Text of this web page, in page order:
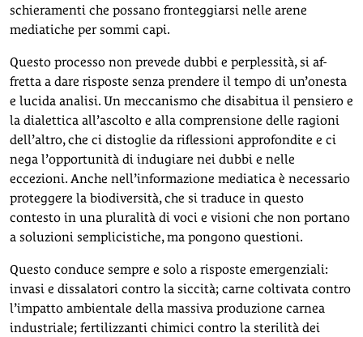
schieramenti che possano fronteggiarsi nelle arene
mediatiche per sommi capi.
Questo processo non prevede dubbi e perplessità, si af-
fretta a dare risposte senza prendere il tempo di un’onesta
e lucida analisi. Un meccanismo che disabitua il pensiero e
la dialettica all’ascolto e alla comprensione delle ragioni
dell’altro, che ci distoglie da riflessioni approfondite e ci
nega l’opportunità di indugiare nei dubbi e nelle
eccezioni. Anche nell’informazione mediatica è necessario
proteggere la biodiversità, che si traduce in questo
contesto in una pluralità di voci e visioni che non portano
a soluzioni semplicistiche, ma pongono questioni.
Questo conduce sempre e solo a risposte emergenziali:
invasi e dissalatori contro la siccità; carne coltivata contro
l’impatto ambientale della massiva produzione carnea
industriale; fertilizzanti chimici contro la sterilità dei